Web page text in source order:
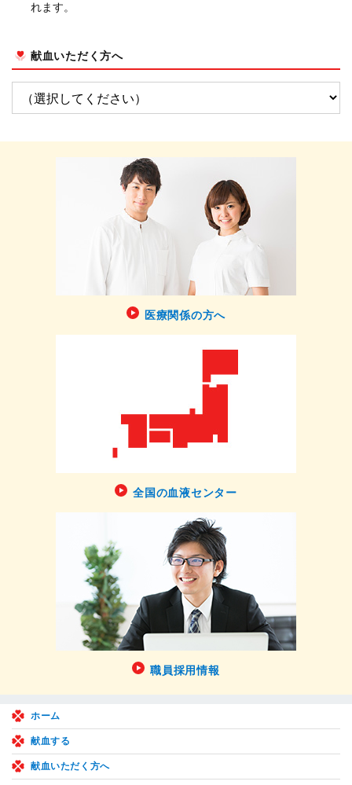
れます。
献血いただく方へ
医療関係の方へ
全国の血液センター
職員採用情報
ホーム
献血する
献血いただく方へ